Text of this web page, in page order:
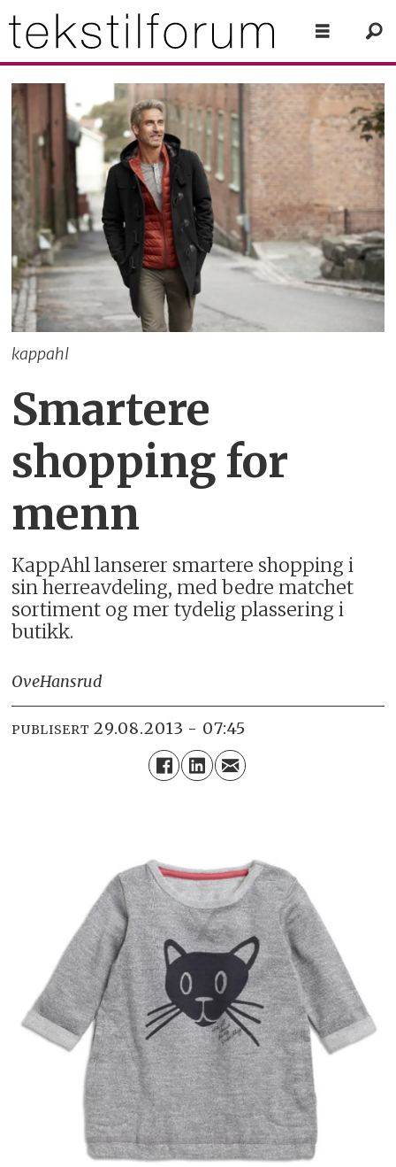
kappahl
Smartere
shopping for
menn
KappAhl lanserer smartere shopping i
sin herreavdeling, med bedre matchet
sortiment og mer tydelig plassering i
butikk.
OveHansrud
PUBLISERT 29.08.2013 - 07:45